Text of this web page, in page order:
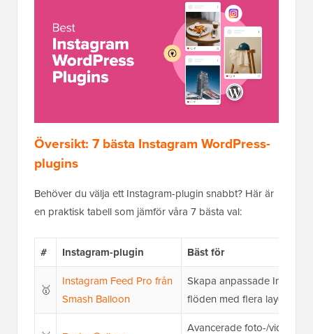
Översikt: 7 bästa Instagram WordPress-
plugins
Behöver du välja ett Instagram-plugin snabbt? Här är
en praktisk tabell som jämför våra 7 bästa val:
# Instagram-plugin Bäst för
🥇
Instagram Feed Pro från
Smash Balloon
Skapa anpassade
flöden med flera layouter
Avancerade foto-/